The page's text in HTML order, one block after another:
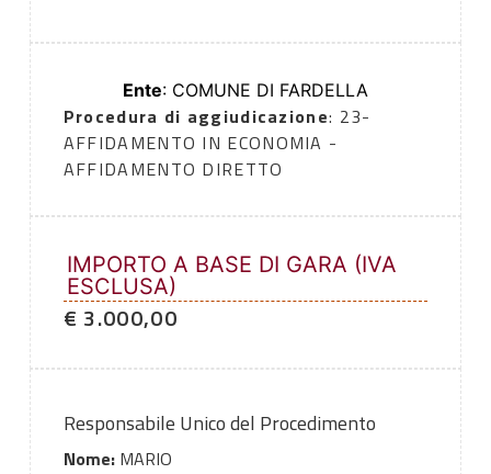
Ente: COMUNE DI FARDELLA
Procedura di aggiudicazione: 23-
AFFIDAMENTO IN ECONOMIA -
AFFIDAMENTO DIRETTO
IMPORTO A BASE DI GARA (IVA
ESCLUSA)
€ 3.000,00
Responsabile Unico del Procedimento
Nome:MARIO